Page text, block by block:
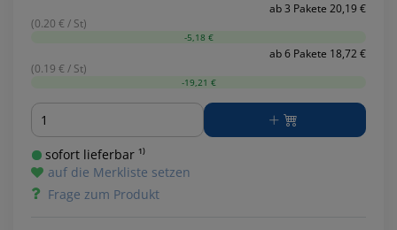
ab 3 Pakete 20,19 €
(0.20 € / St)
-5,18 €
ab 6 Pakete 18,72 €
(0.19 € / St)
-19,21 €
Menge
sofort lieferbar ¹⁾
auf die Merkliste setzen
Frage zum Produkt